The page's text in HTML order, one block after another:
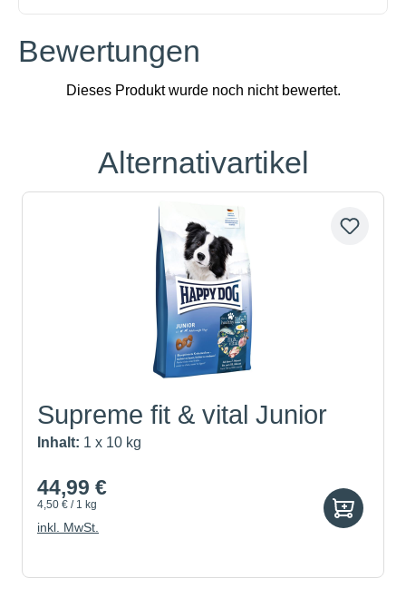
Bewertungen
Produktgalerie überspringen
Alternativartikel
Supreme fit & vital Junior
Inhalt: 1 x 10 kg
44,99 €
4,50 € / 1 kg
inkl. MwSt.